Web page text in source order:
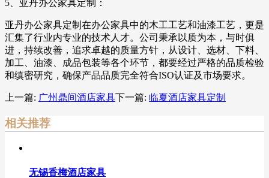
5、亚丹办公家具定制：
亚丹办公家具定制在办公家具中的木工工艺和油漆工艺，更是
汇集了行业内专业的技术人才。公司秉承以质为本，与时俱
进，持续改善，追求卓越的质量方针，从设计、选材、下料、
加工、油漆、成品包装等各个环节，都要经过严格的品质检验
和缜密研究，确保产品品质完全符合ISO认证及市场要求。
上一篇: 广州鼎间酒店家具下一篇: 临夏酒店家具定制
相关推荐
无锡香梅酒店家具